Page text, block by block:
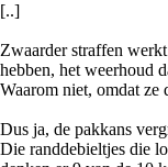
[..]
Zwaarder straffen
hebben, het weerhoud
Waarom niet, omdat ze
Dus ja, de pakkans
Die randdebieltjes die